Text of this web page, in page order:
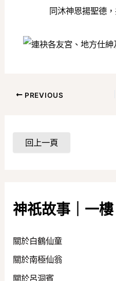
神祇故事｜一樓
關於白鶴仙童
關於南極仙翁
關於呂洞賓
同沐神恩揚聖德
PREVIOUS